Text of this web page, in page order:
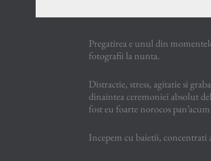
Pregatirea e unul din
fotografii la nunta.
Distractie, stress, agitatie si
dinaintea ceremoniei absolut
fost eu foarte norocos
Incepem cu baietii, concentrati